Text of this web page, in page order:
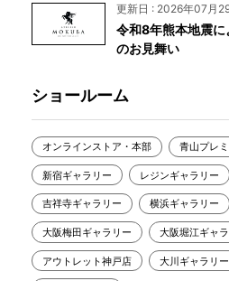
更新日 : 2026年07月
令和8年熊本地震
のお見舞い
ショールーム
オンラインストア・本部 青山プレ
新宿ギャラリー レジンギャラリー
吉祥寺ギャラリー 横浜ギャラリー
大阪梅田ギャラリー 大阪堀江ギャ
アウトレット神戸店 大川ギャラリー